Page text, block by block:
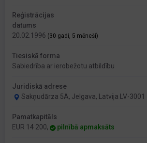
Reģistrācijas
datums
20.02.1996 (30 gadi, 5 mēneši)
Tiesiskā forma
Sabiedrība ar ierobežotu atbildību
Juridiskā adrese
Sakņudārza 5A, Jelgava, Latvija LV-3001
Pamatkapitāls
EUR 14 200,
pilnībā apmaksāts